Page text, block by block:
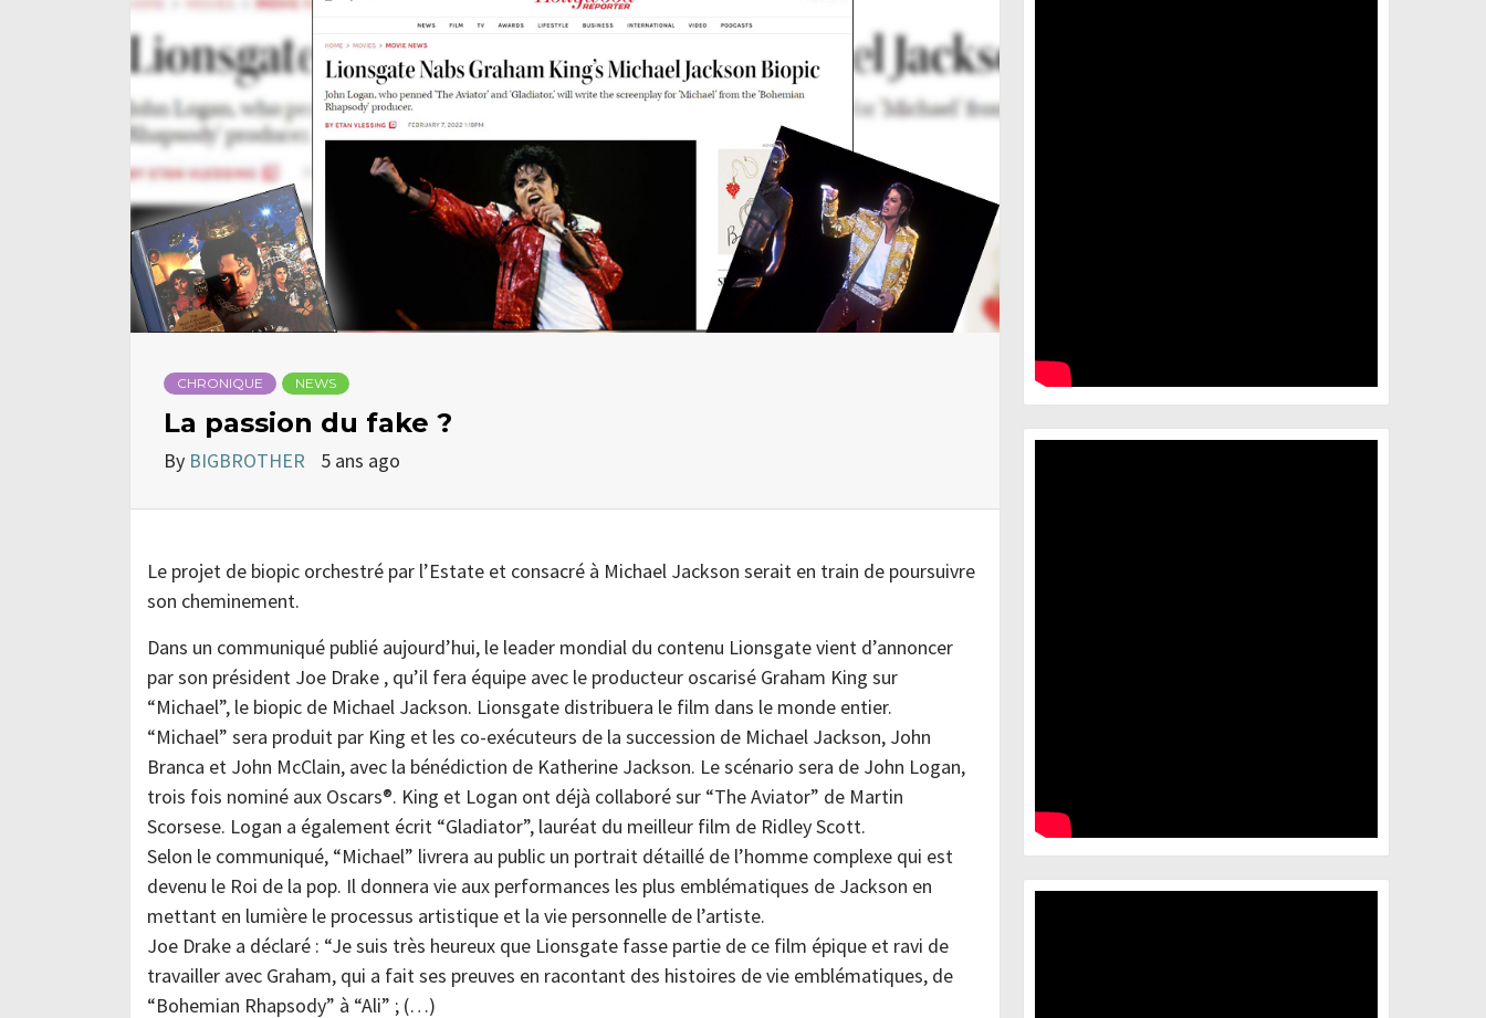
CHRONIQUE NEWS
La passion du fake ?
By BIGBROTHER 5 ans ago
Le projet de biopic orchestré par l’Estate et consacré à Michael Jackson serait en train de poursuivre
son cheminement.
Dans un communiqué publié aujourd’hui, le leader mondial du contenu Lionsgate vient d’annoncer
par son président Joe Drake , qu’il fera équipe avec le producteur oscarisé Graham King sur
“Michael”, le biopic de Michael Jackson. Lionsgate distribuera le film dans le monde entier.
“Michael” sera produit par King et les co-exécuteurs de la succession de Michael Jackson, John
Branca et John McClain, avec la bénédiction de Katherine Jackson. Le scénario sera de John Logan,
trois fois nominé aux Oscars®. King et Logan ont déjà collaboré sur “The Aviator” de Martin
Scorsese. Logan a également écrit “Gladiator”, lauréat du meilleur film de Ridley Scott.
Selon le communiqué, “Michael” livrera au public un portrait détaillé de l’homme complexe qui est
devenu le Roi de la pop. Il donnera vie aux performances les plus emblématiques de Jackson en
mettant en lumière le processus artistique et la vie personnelle de l’artiste.
Joe Drake a déclaré : “Je suis très heureux que Lionsgate fasse partie de ce film épique et ravi de
travailler avec Graham, qui a fait ses preuves en racontant des histoires de vie emblématiques, de
“Bohemian Rhapsody” à “Ali” ; (…)